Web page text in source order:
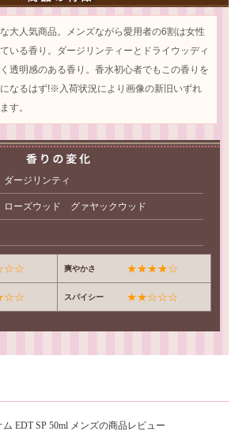
大人気商品。メンズながら愛用者の6割は女性
いる香り。ダージリンティーとドライウッディ
透明感のある香り。香水初心者でもこの香りを
なるはず!※入荷状況により画像の新旧いずれ
す。
ージリンティ
ーズウッド グァヤックウッド
爽やかさ ★★★★☆
スパイシー ★★☆☆☆
EDT SP 50ml メンズの商品レビュー